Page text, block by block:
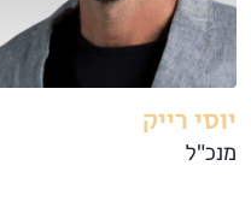
יוסי רייק
מנכ"ל